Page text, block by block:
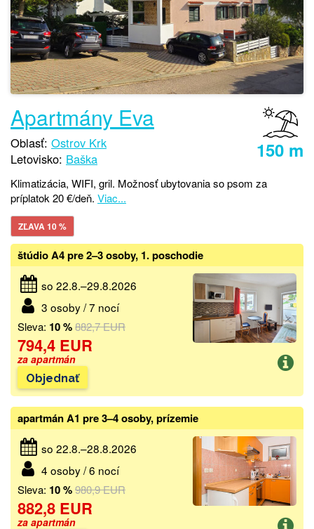
150 m
Apartmány Eva
Oblasť: Ostrov Krk
Letovisko: Baška
Klimatizácia, WIFI, gril. Možnosť ubytovania so psom za
príplatok 20 €/deň. Viac...
ZĽAVA 10 %
štúdio A4 pre 2–3 osoby, 1. poschodie
so 22.8.–29.8.2026
3 osoby / 7 nocí
Sleva: 10 %882,7 EUR
794,4 EUR
za apartmán
Objednať
apartmán A1 pre 3–4 osoby, prízemie
so 22.8.–28.8.2026
4 osoby / 6 nocí
Sleva: 10 %980,9 EUR
882,8 EUR
za apartmán